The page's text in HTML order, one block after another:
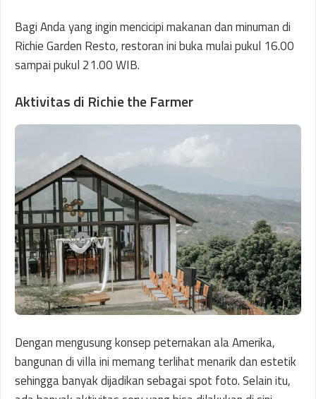
Bagi Anda yang ingin mencicipi makanan dan minuman di
Richie Garden Resto, restoran ini buka mulai pukul 16.00
sampai pukul 21.00 WIB.
Aktivitas di Richie the Farmer
Dengan mengusung konsep peternakan ala Amerika,
bangunan di villa ini memang terlihat menarik dan estetik
sehingga banyak dijadikan sebagai spot foto. Selain itu,